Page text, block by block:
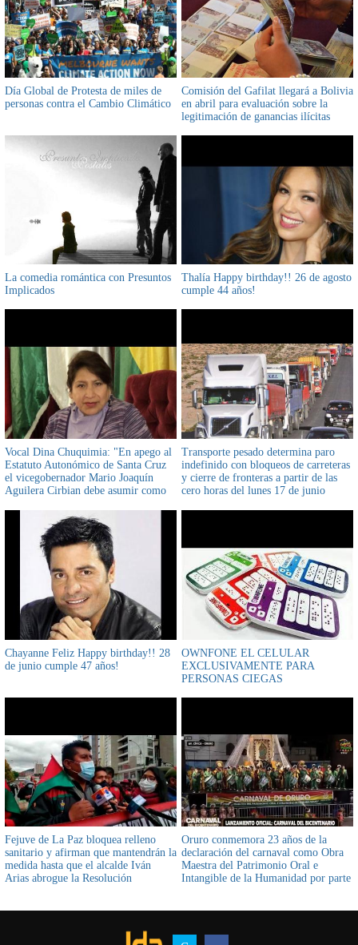
Día Global de Protesta de miles de
personas contra el Cambio Climático
Comisión del Gafilat llegará a Bolivia
en abril para evaluación sobre la
legitimación de ganancias ilícitas
La comedia romántica con Presuntos
Implicados
Thalía Happy birthday!! 26 de agosto
cumple 44 años!
Vocal Dina Chuquimia: "En apego al
Estatuto Autonómico de Santa Cruz
el vicegobernador Mario Joaquín
Aguilera Cirbian debe asumir como
Fernando Camacho"
Transporte pesado determina paro
indefinido con bloqueos de carreteras
y cierre de fronteras a partir de las
cero horas del lunes 17 de junio
Chayanne Feliz Happy birthday!! 28
de junio cumple 47 años!
OWNFONE EL CELULAR
EXCLUSIVAMENTE PARA
PERSONAS CIEGAS
Fejuve de La Paz bloquea relleno
sanitario y afirman que mantendrán la
medida hasta que el alcalde Iván
Arias abrogue la Resolución
Oruro conmemora 23 años de la
declaración del carnaval como Obra
Maestra del Patrimonio Oral e
Intangible de la Humanidad por parte